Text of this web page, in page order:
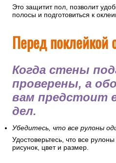
Это защитит пол, позволит
полосы и подготовиться к
Перед поклейкой
Когда стены
проверены, а
вам предстоит
дел.
Убедитесь, что все рулоны
Удостоверьтесь, что все
рисунок, цвет и размер.